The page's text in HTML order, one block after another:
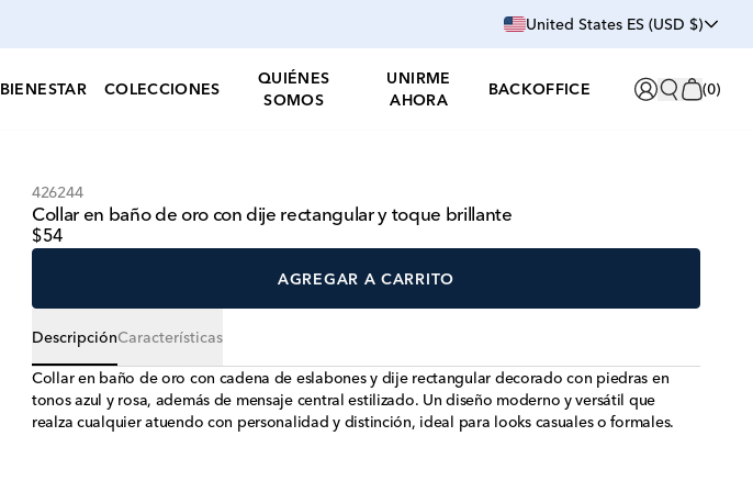
United States ES (USD $)
BIENESTAR COLECCIONES
QUIÉNES
SOMOS
UNIRME
AHORA
BACKOFFICE (0)
426244
Collar en baño de oro con dije rectangular y toque brillante
$54
AGREGAR A CARRITO
DescripciónCaracterísticas
Collar en baño de oro con cadena de eslabones y dije rectangular decorado con piedras en
tonos azul y rosa, además de mensaje central estilizado. Un diseño moderno y versátil que
realza cualquier atuendo con personalidad y distinción, ideal para looks casuales o formales.